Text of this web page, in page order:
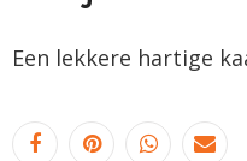
Een lekkere hartige